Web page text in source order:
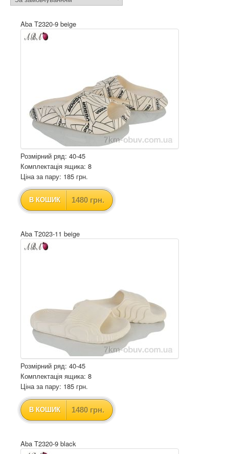
Aba T2320-9 beige
Розмірний ряд: 40-45
Комплектація ящика: 8
Ціна за пару: 185 грн.
В КОШИК 1480 грн.
Aba T2023-11 beige
Розмірний ряд: 40-45
Комплектація ящика: 8
Ціна за пару: 185 грн.
В КОШИК 1480 грн.
Aba T2320-9 black